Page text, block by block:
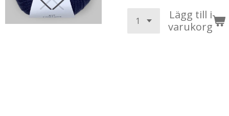
Lägg till i
varukorg